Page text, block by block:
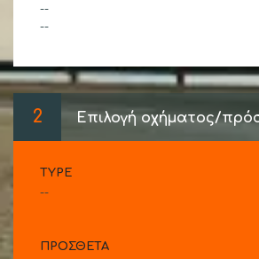
--
--
2 Επιλογή οχήματος/
TYPE
--
ΠΡΌΣΘΕΤΑ